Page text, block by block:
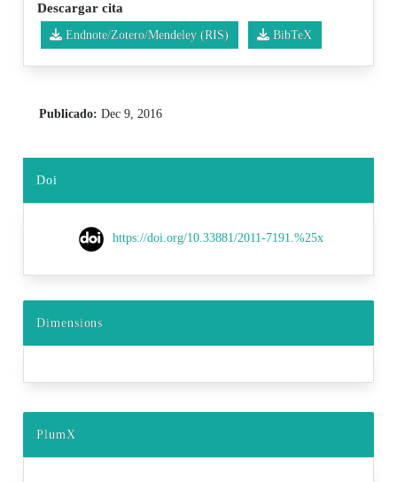
Descargar cita
Endnote/Zotero/Mendeley (RIS) BibTeX
Publicado: Dec 9, 2016
Doi
https://doi.org/10.33881/2011-7191.%25x
Dimensions
PlumX